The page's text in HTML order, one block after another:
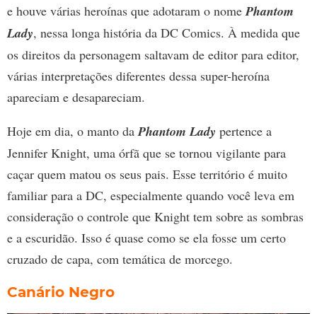
e houve várias heroínas que adotaram o nomePhantom
Lady, nessa longa história da DC Comics. À medida que
os direitos da personagem saltavam de editor para editor,
várias interpretações diferentes dessa super-heroína
apareciam e desapareciam.
Hoje em dia, o manto daPhantom Lady pertence a
Jennifer Knight, uma órfã que se tornou vigilante para
caçar quem matou os seus pais. Esse território é muito
familiar para a DC, especialmente quando você leva em
consideração o controle que Knight tem sobre as sombras
e a escuridão. Isso é quase como se ela fosse um certo
cruzado de capa, com temática de morcego.
Canário Negro